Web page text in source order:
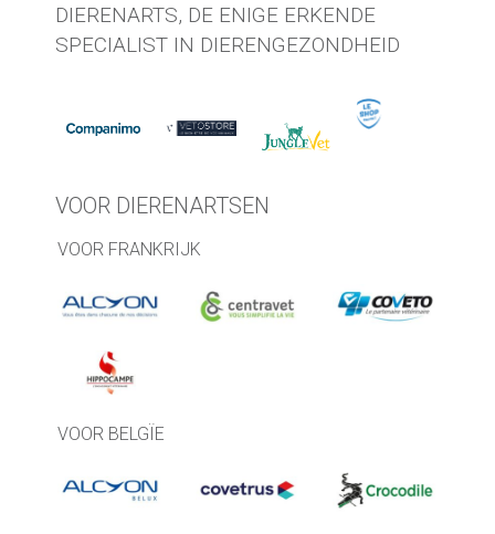
DIERENARTS, DE ENIGE ERKENDE
SPECIALIST IN DIERENGEZONDHEID
VOOR DIERENARTSEN
VOOR FRANKRIJK
VOOR BELGÏE